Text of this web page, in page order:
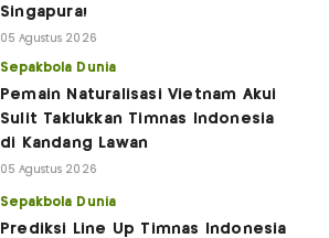
Singapura!
05 Agustus 2026
Sepakbola Dunia
Pemain Naturalisasi Vietnam Akui
Sulit Taklukkan Timnas Indonesia
di Kandang Lawan
05 Agustus 2026
Sepakbola Dunia
Prediksi Line Up Timnas Indonesia